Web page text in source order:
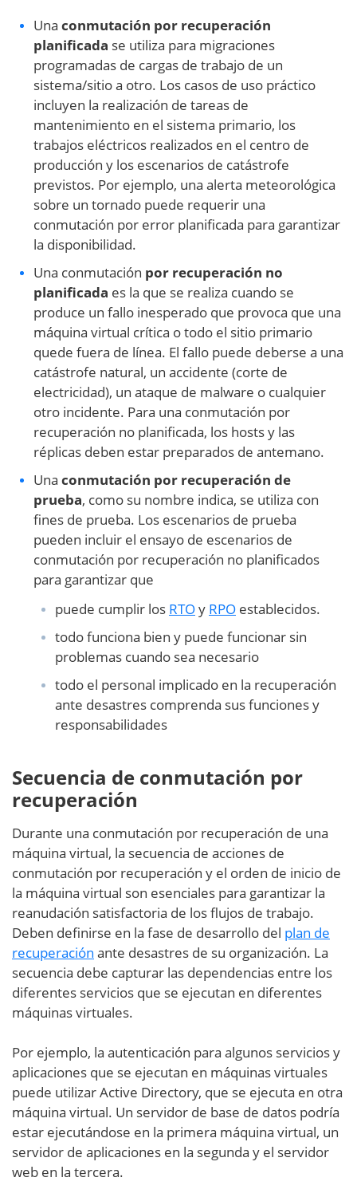
Una conmutación por recuperación
planificada se utiliza para migraciones
programadas de cargas de trabajo de un
sistema/sitio a otro. Los casos de uso práctico
incluyen la realización de tareas de
mantenimiento en el sistema primario, los
trabajos eléctricos realizados en el centro de
producción y los escenarios de catástrofe
previstos. Por ejemplo, una alerta meteorológica
sobre un tornado puede requerir una
conmutación por error planificada para garantizar
la disponibilidad.
Una conmutación por recuperación no
planificada es la que se realiza cuando se
produce un fallo inesperado que provoca que una
máquina virtual crítica o todo el sitio primario
quede fuera de línea. El fallo puede deberse a una
catástrofe natural, un accidente (corte de
electricidad), un ataque de malware o cualquier
otro incidente. Para una conmutación por
recuperación no planificada, los hosts y las
réplicas deben estar preparados de antemano.
Una conmutación por recuperación de
prueba, como su nombre indica, se utiliza con
fines de prueba. Los escenarios de prueba
pueden incluir el ensayo de escenarios de
conmutación por recuperación no planificados
para garantizar que
puede cumplir los RTOy RPO establecidos.
todo funciona bien y puede funcionar sin
problemas cuando sea necesario
todo el personal implicado en la recuperación
ante desastres comprenda sus funciones y
responsabilidades
Secuencia de conmutación por
recuperación
Durante una conmutación por recuperación de una
máquina virtual, la secuencia de acciones de
conmutación por recuperación y el orden de inicio de
la máquina virtual son esenciales para garantizar la
reanudación satisfactoria de los flujos de trabajo.
Deben definirse en la fase de desarrollo del plan de
recuperación ante desastres de su organización. La
secuencia debe capturar las dependencias entre los
diferentes servicios que se ejecutan en diferentes
máquinas virtuales.
Por ejemplo, la autenticación para algunos servicios y
aplicaciones que se ejecutan en máquinas virtuales
puede utilizar Active Directory, que se ejecuta en otra
máquina virtual. Un servidor de base de datos podría
estar ejecutándose en la primera máquina virtual, un
servidor de aplicaciones en la segunda y el servidor
web en la tercera.